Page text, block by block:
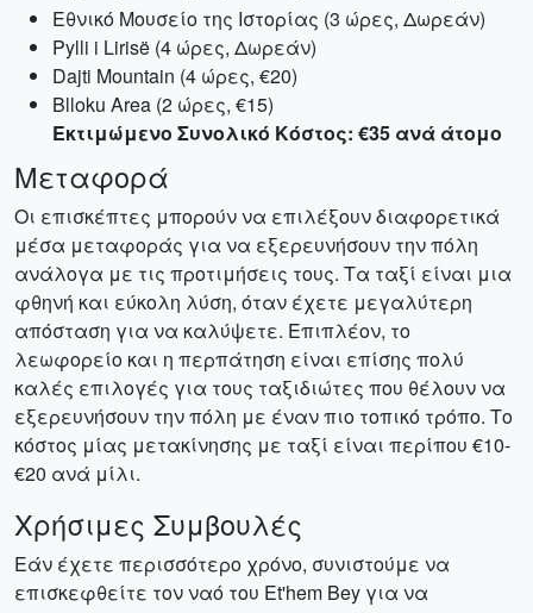
Εθνικό Μουσείο της Ιστορίας (3 ώρες, Δωρεάν)
Pylli i Lirisë (4 ώρες, Δωρεάν)
Dajti Mountain (4 ώρες, €20)
Blloku Area (2 ώρες, €15)
Εκτιμώμενο Συνολικό Κόστος: €35 ανά άτομο
Μεταφορά
Οι επισκέπτες μπορούν να επιλέξουν διαφορετικά
μέσα μεταφοράς για να εξερευνήσουν την πόλη
ανάλογα με τις προτιμήσεις τους. Τα ταξί είναι μια
φθηνή και εύκολη λύση, όταν έχετε μεγαλύτερη
απόσταση για να καλύψετε. Επιπλέον, το
λεωφορείο και η περπάτηση είναι επίσης πολύ
καλές επιλογές για τους ταξιδιώτες που θέλουν να
εξερευνήσουν την πόλη με έναν πιο τοπικό τρόπο. Το
κόστος μίας μετακίνησης με ταξί είναι περίπου €10-
€20 ανά μίλι.
Χρήσιμες Συμβουλές
Εάν έχετε περισσότερο χρόνο, συνιστούμε να
επισκεφθείτε τον ναό του Et'hem Bey για να